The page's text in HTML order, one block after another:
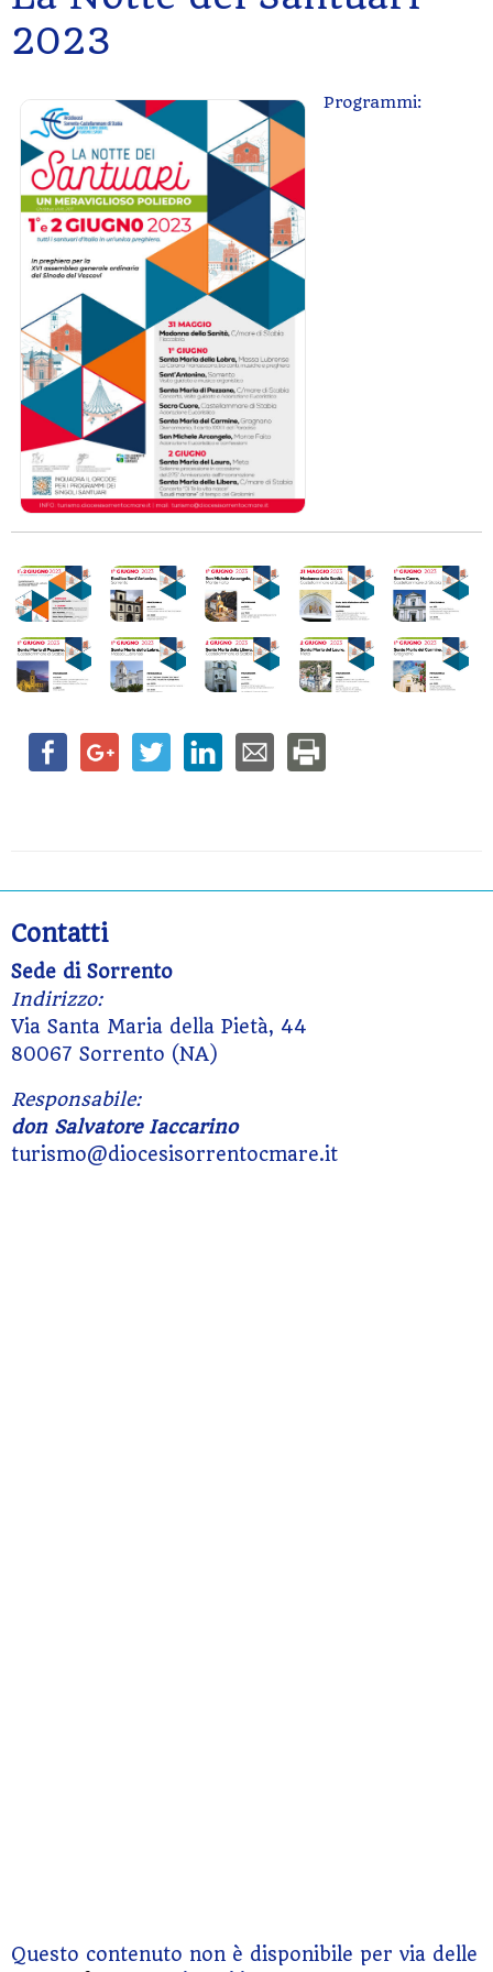
2023
Programmi:
Contatti
Sede di Sorrento
Indirizzo:
Via Santa Maria della Pietà, 44
80067 Sorrento (NA)
Responsabile:
don Salvatore Iaccarino
turismo@diocesisorrentocmare.it
Questo contenuto non è disponibile per via delle